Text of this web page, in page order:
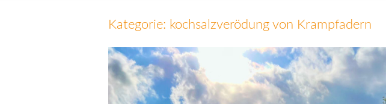
Kategorie: kochsalzverödung von Krampfadern